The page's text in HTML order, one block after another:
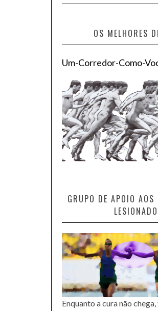
OS MELHORES
Um-Corredor-Como-
GRUPO DE APOIO AOS
Enquanto a cura não